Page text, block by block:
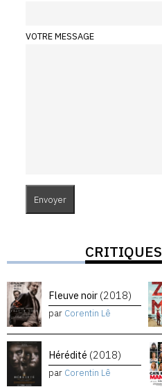
VOTRE MESSAGE
CRITIQUES
Fleuve noir (2018)
par Corentin Lê
Hérédité (2018)
par Corentin Lê